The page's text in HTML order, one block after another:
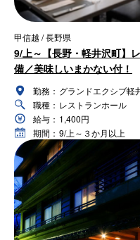
甲信越 / 長野県
9/上～【長野・軽井沢町】
備／美味しいまかない付！
勤務： グランドエクシブ軽
職種： レストランホール
給与： 1,400円
期間： 9/上～３か月以上